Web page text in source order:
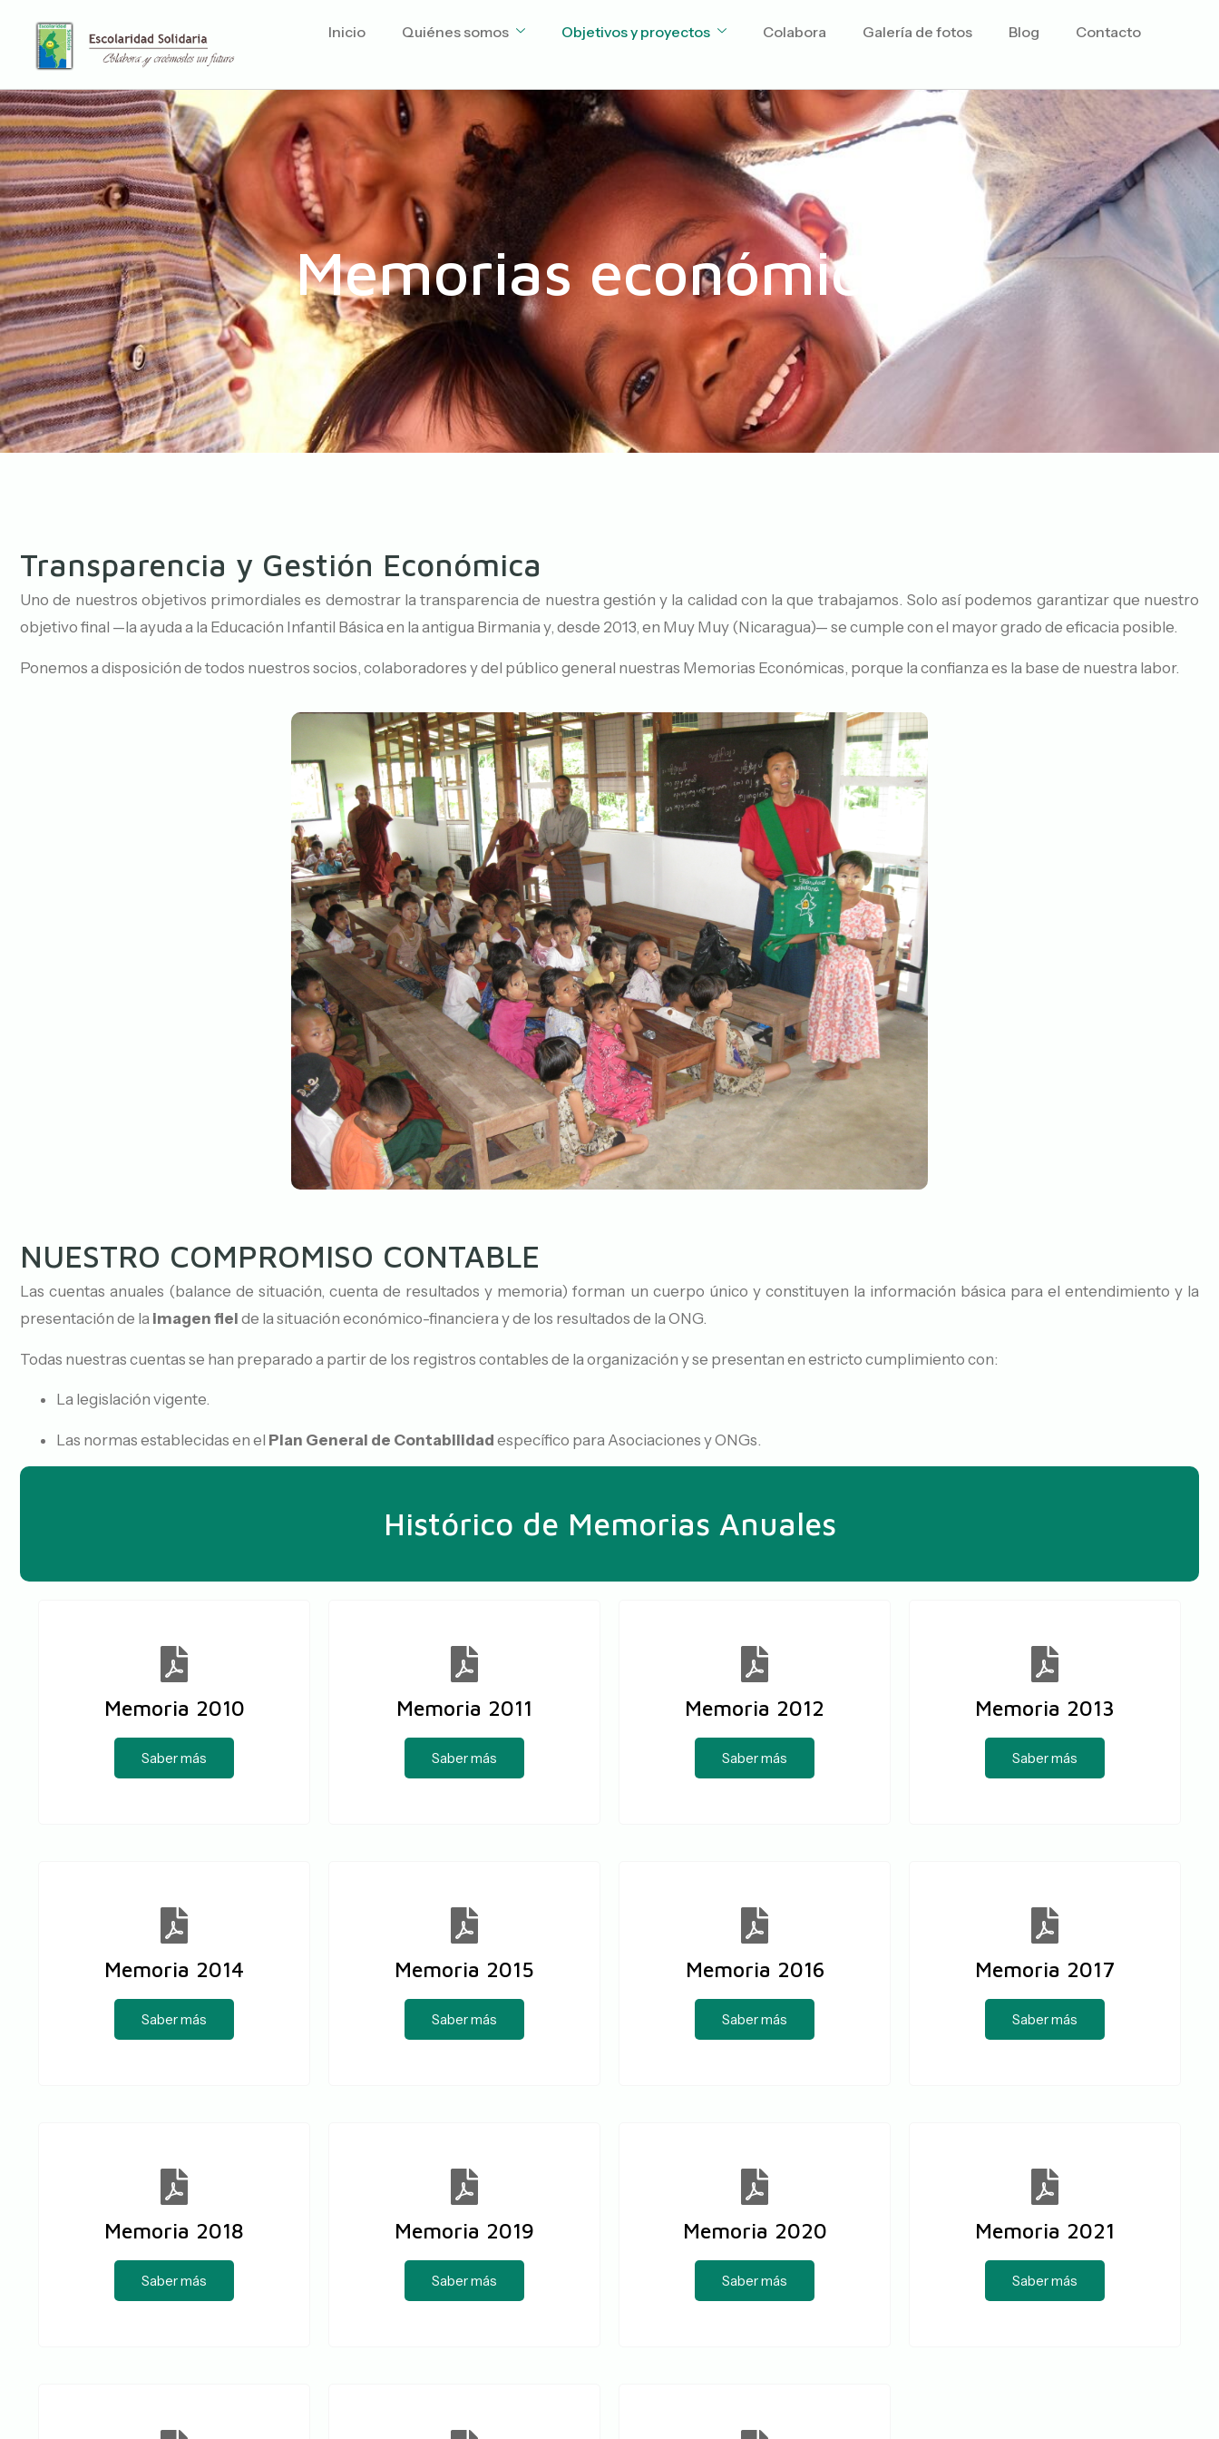
Inicio Quiénes somos Objetivos y proyectos Colabora Galería de fotos Blog Contacto
Memorias económicas
Transparencia y Gestión Económica
Uno de nuestros objetivos primordiales es demostrar la transparencia de nuestra gestión y la calidad con la que trabajamos. Solo así podemos garantizar que nuestro
objetivo final —la ayuda a la Educación Infantil Básica en la antigua Birmania y, desde 2013, en Muy Muy (Nicaragua)— se cumple con el mayor grado de eficacia posible.
Ponemos a disposición de todos nuestros socios, colaboradores y del público general nuestras Memorias Económicas, porque la confianza es la base de nuestra labor.
NUESTRO COMPROMISO CONTABLE
Las cuentas anuales (balance de situación, cuenta de resultados y memoria) forman un cuerpo único y constituyen la información básica para el entendimiento y la
presentación de la imagen fiel de la situación económico-financiera y de los resultados de la ONG.
Todas nuestras cuentas se han preparado a partir de los registros contables de la organización y se presentan en estricto cumplimiento con:
La legislación vigente.
Las normas establecidas en el Plan General de Contabilidad específico para Asociaciones y ONGs.
Histórico de Memorias Anuales
Memoria 2010
Saber más
Memoria 2011
Saber más
Memoria 2012
Saber más
Memoria 2013
Saber más
Memoria 2014
Saber más
Memoria 2015
Saber más
Memoria 2016
Saber más
Memoria 2017
Saber más
Memoria 2018
Saber más
Memoria 2019
Saber más
Memoria 2020
Saber más
Memoria 2021
Saber más